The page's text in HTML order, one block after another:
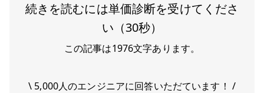
続きを読むには単価診断を受けてくださ
い（30秒）
この記事は1976文字あります。
\ 5,000人のエンジニアに回答いただています！ /